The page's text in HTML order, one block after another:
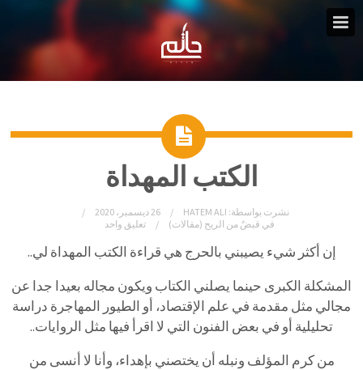
الكتب المهداة
نشرت بواسطة: HATEM ALI
26 ديسمبر، 2020
في قبضٌ من الريح (مقالات) تعليق واحد
إن أكثر شيء يصيبني بالحرج هي قراءة الكتب المهداة لي..
المشكلة الكبرى حينما يصلني الكتاب ويكون مجاله بعيدا جدا عن
مجالي مثل مقدمة في علم الإقتصاد، أو الطيور المهاجرة دراسة
تحليلية أو في بعض الفنون التي لا اقرأ فيها مثل الروايات..
من كرم المؤلف ونبله أن يختصني بإهداء، وأنا لا أنسى من